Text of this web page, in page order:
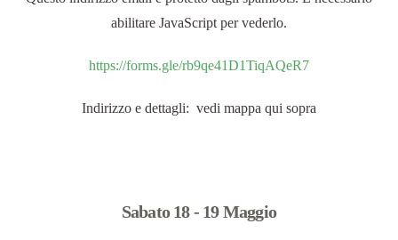
abilitare JavaScript per vederlo.
https://forms.gle/rb9qe41D1TiqAQeR7
Indirizzo e dettagli: vedi mappa qui sopra
Sabato 18 - 19 Maggio